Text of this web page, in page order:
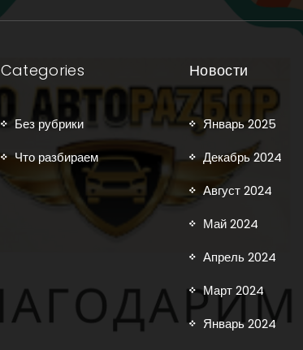
Categories
Без рубрики
Что разбираем
Новости
Январь 2025
Декабрь 2024
Август 2024
Май 2024
Апрель 2024
Март 2024
Январь 2024